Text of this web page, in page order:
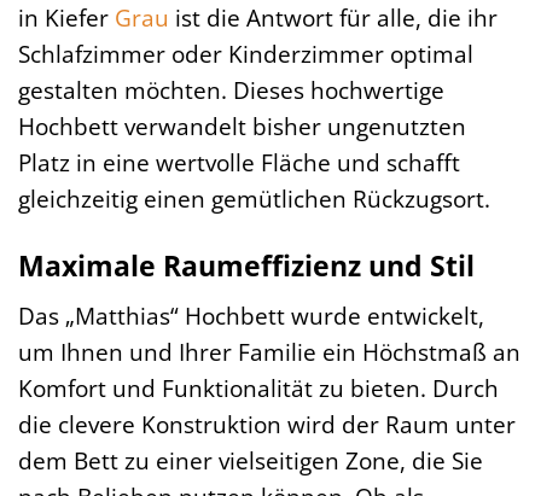
in Kiefer Grau ist die Antwort für alle, die ihr
Schlafzimmer oder Kinderzimmer optimal
gestalten möchten. Dieses hochwertige
Hochbett verwandelt bisher ungenutzten
Platz in eine wertvolle Fläche und schafft
gleichzeitig einen gemütlichen Rückzugsort.
Maximale Raumeffizienz und Stil
Das „Matthias“ Hochbett wurde entwickelt,
um Ihnen und Ihrer Familie ein Höchstmaß an
Komfort und Funktionalität zu bieten. Durch
die clevere Konstruktion wird der Raum unter
dem Bett zu einer vielseitigen Zone, die Sie